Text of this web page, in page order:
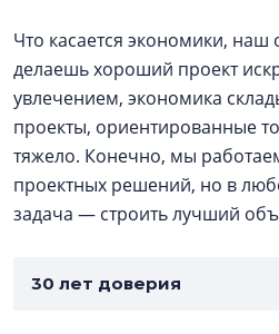
Что касается экономики, наш
делаешь хороший проект
увлечением, экономика
проекты, ориентированные
тяжело. Конечно, мы
проектных решений, но в
задача — строить лучший
30 лет доверия